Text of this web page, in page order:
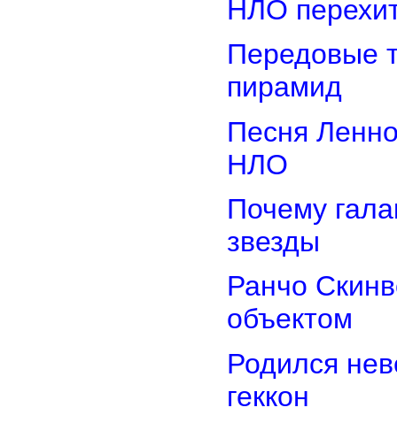
НЛО
Передовые
пирамид
Песня
НЛО
Почему
звезды
Ранчо
объектом
Родился
геккон